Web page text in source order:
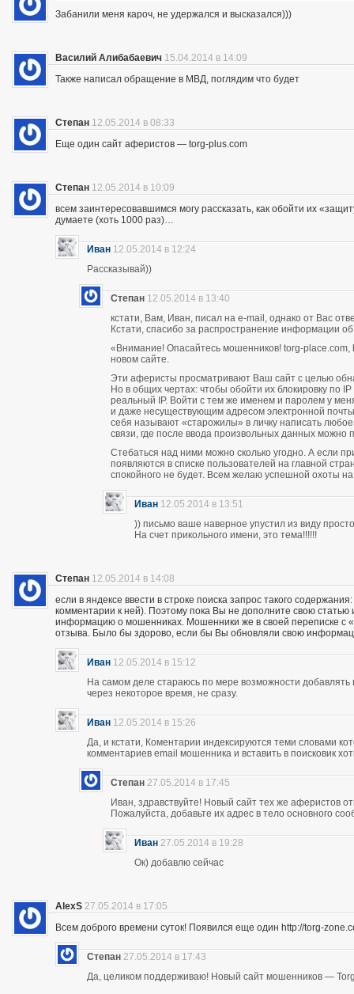
Забанили меня кароч, не удержался и высказался)))
Василий Алибабаевич 15.04.2014 в 14:09
Также написал обращение в МВД, поглядим что будет
Степан 12.05.2014 в 08:33
Еще один сайт аферистов — torg-plus.com
Степан 12.05.2014 в 10:09
всем заинтересовавшимся могу рассказать, как обойти их
думаете (хоть 1000 раз)…
Иван 12.05.2014 в 12:24
Рассказывай))
Степан 12.05.2014 в 13:40
кстати, Вам, Иван, писал на e-mail, однако от Вас
Кстати, спасибо за распространение информации
«Внимание! Опасайтесь мошенников! torg-place.com,
новом сайте.
Эти аферисты просматривают Ваш сайт с целью
Но в общих чертах: чтобы обойти их блокировку по
реальный IP. Войти с тем же именем и паролем у
и даже несуществующим адресом электронной
себя называют «старожилы» в личку написать
связи, где после ввода произвольных данных можно
Стебаться над ними можно сколько угодно. А если
появляются в списке пользователей на главной
спокойного не будет. Всем желаю успешной охоты
Иван 12.05.2014 в 13:51
)) письмо ваше наверное упустил из виду
На счет прикольного имени, это тема!!!!!!
Степан 12.05.2014 в 14:08
если в яндексе ввести в строке поиска запрос такого
комментарии к ней). Поэтому пока Вы не дополните свою
информацию о мошенниках. Мошенники же в своей переписке с
отзыва. Было бы здорово, если бы Вы обновляли свою
Иван 12.05.2014 в 15:12
На самом деле стараюсь по мере возможности
через некоторое время, не сразу.
Иван 12.05.2014 в 15:26
Да, и кстати, Коментарии индексируются теми словами
комментариев email мошенника и вставить в поисковик
Степан 27.05.2014 в 17:45
Иван, здравствуйте! Новый сайт тех же аферистов
Пожалуйста, добавьте их адрес в тело основного
Иван 27.05.2014 в 19:28
Ок) добавлю сейчас
AlexS 27.05.2014 в 17:05
Всем доброго времени суток! Появился еще один http://torg-
Степан 27.05.2014 в 17:43
Да, целиком поддерживаю! Новый сайт мошенников —